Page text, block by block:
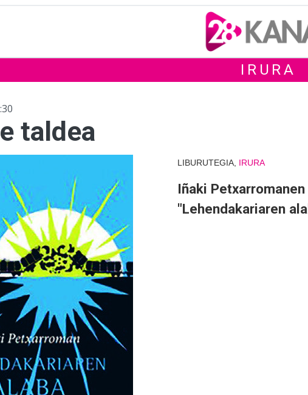
IRURA
taldea
LIBURUTEGIA, IRURA
Iñaki Petxarromanen
"Lehendakariaren